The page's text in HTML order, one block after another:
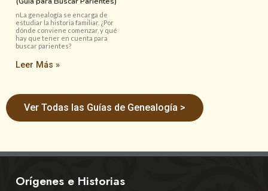
nLa genealogía se encarga de
estudiar la historia familiar. ¿Por
dónde conviene comenzar, y qué
hay que tener en cuenta para
buscar parientes?
Leer Más »
Ver Todas las Guías de Genealogía >
Orígenes e Historias